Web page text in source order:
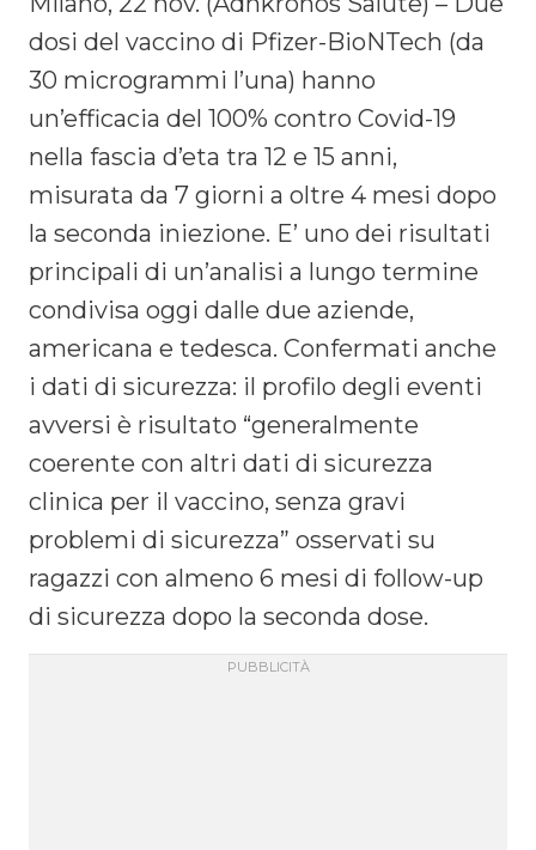
dosi del vaccino di Pfizer-BioNTech (da
30 microgrammi l’una) hanno
un’efficacia del 100% contro Covid-19
nella fascia d’eta tra 12 e 15 anni,
misurata da 7 giorni a oltre 4 mesi dopo
la seconda iniezione. E’ uno dei risultati
principali di un’analisi a lungo termine
condivisa oggi dalle due aziende,
americana e tedesca. Confermati anche
i dati di sicurezza: il profilo degli eventi
avversi è risultato “generalmente
coerente con altri dati di sicurezza
clinica per il vaccino, senza gravi
problemi di sicurezza” osservati su
ragazzi con almeno 6 mesi di follow-up
di sicurezza dopo la seconda dose.